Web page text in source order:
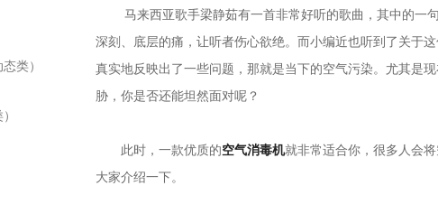
类）
马来西亚歌手梁静茹有一首非常好听的歌曲，其中的一句
深刻、底层的痛，让听者伤心欲绝。而小编近也听到了关
真实地反映出了一些问题，那就是当下的空气污染。尤其
胁，你是否还能坦然面对呢？
此时，一款优质的空气消毒机就非常适合你，很多人会
大家介绍一下。